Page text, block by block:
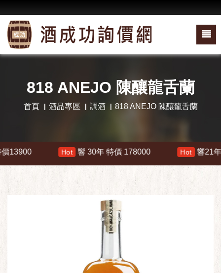
818 ANEJO 陳釀龍舌蘭
首頁 酒品專區 調酒 818 ANEJO 陳釀龍舌蘭
響 30年 特價 178000 響21年 特